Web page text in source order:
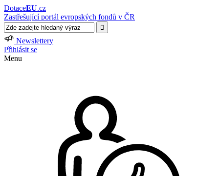
DotaceEU.cz
Zastřešující portál evropských fondů v ČR
Newslettery
Přihlásit se
Menu